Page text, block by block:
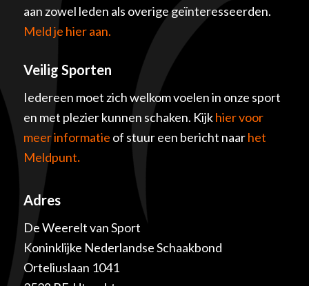
aan zowel leden als overige geïnteresseerden.
Meld je hier aan.
Veilig Sporten
Iedereen moet zich welkom voelen in onze sport
en met plezier kunnen schaken. Kijkhier voor
meer informatie of stuur een bericht naarhet
Meldpunt.
Adres
De Weerelt van Sport
Koninklijke Nederlandse Schaakbond
Orteliuslaan 1041